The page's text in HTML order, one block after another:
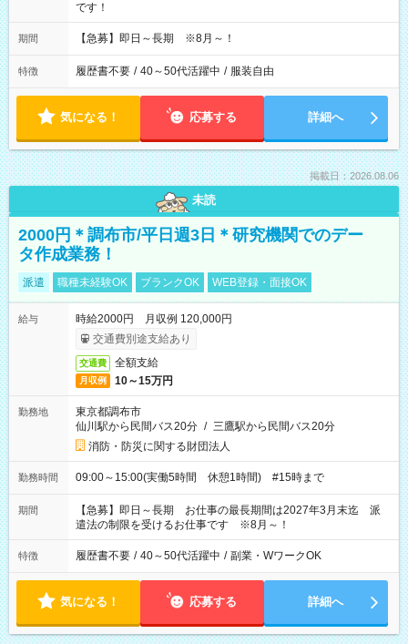
です！
期間 【急募】即日～長期 ※8月～！
特徴 履歴書不要 / 40～50代活躍中 / 服装自由
気になる！ 応募する 詳細へ
掲載日：2026.08.06
未読
2000円＊調布市/平日週3日＊研究機関でのデー
タ作成業務！
派遣 職種未経験OK ブランクOK WEB登録・面接OK
給与
時給2000円 月収例 120,000円
交通費別途支給あり
交通費 全額支給
月収例 10～15万円
勤務地
東京都調布市
仙川駅から民間バス20分 / 三鷹駅から民間バス20分
消防・防災に関する財団法人
勤務時間 09:00～15:00(実働5時間 休憩1時間) #15時まで
期間
【急募】即日～長期 お仕事の最長期間は2027年3月末迄 派
遣法の制限を受けるお仕事です ※8月～！
特徴 履歴書不要 / 40～50代活躍中 / 副業・WワークOK
気になる！ 応募する 詳細へ